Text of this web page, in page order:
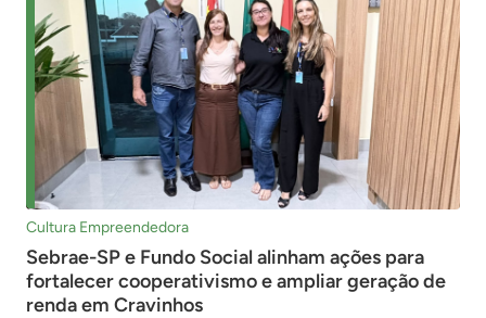
Cultura Empreendedora
Sebrae-SP e Fundo Social alinham ações para
fortalecer cooperativismo e ampliar geração de
renda em Cravinhos